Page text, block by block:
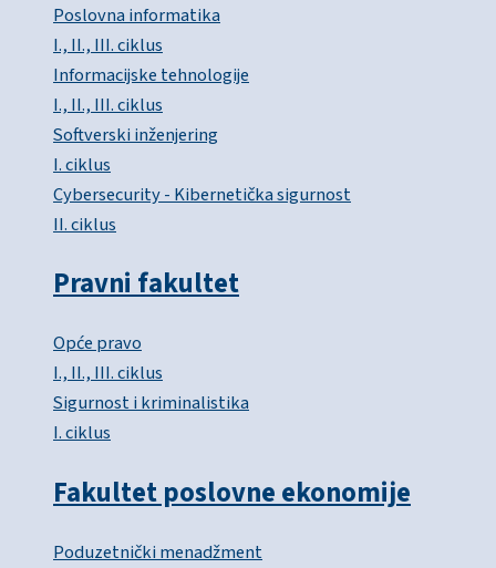
Poslovna informatika
I., II., III. ciklus
Informacijske tehnologije
I., II., III. ciklus
Softverski inženjering
I. ciklus
Cybersecurity - Kibernetička sigurnost
II. ciklus
Pravni fakultet
Opće pravo
I., II., III. ciklus
Sigurnost i kriminalistika
I. ciklus
Fakultet poslovne ekonomije
Poduzetnički menadžment